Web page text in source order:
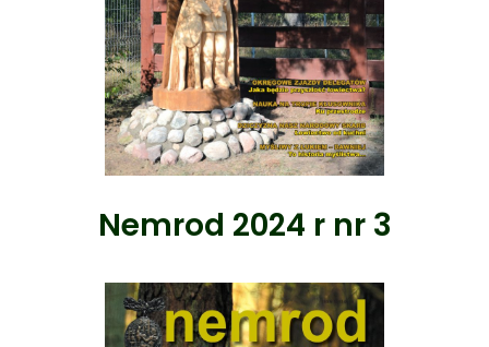
Nemrod 2024 r nr 3